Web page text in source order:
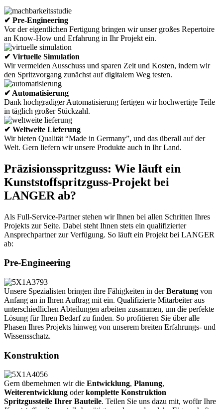
✔ Pre-Engineering
Vor der eigentlichen Fertigung bringen wir unser großes Repertoire
an Know-How und Erfahrung in Ihr Projekt ein.
✔ Virtuelle Simulation
Wir vermeiden Ausschuss und sparen Zeit und Kosten, indem wir
den Spritzvorgang zunächst auf digitalem Weg testen.
✔ Automatisierung
Dank hochgradiger Automatisierung fertigen wir hochwertige Teile
in täglich großer Stückzahl.
✔ Weltweite Lieferung
Wir bieten Qualität “Made in Germany”, und das überall auf der
Welt. Gern liefern wir unsere Produkte auch in Ihr Land.
Präzisionsspritzguss: Wie läuft ein
Kunststoffspritzguss-Projekt bei
LANGER ab?
Als Full-Service-Partner stehen wir Ihnen bei allen Schritten Ihres
Projekts zur Seite. Dabei steht Ihnen stets ein qualifizierter
Ansprechpartner zur Verfügung. So läuft ein Projekt bei LANGER
ab:
Pre-Engineering
Unsere Spezialisten bringen ihre Fähigkeiten in derBeratung von
Anfang an in Ihren Auftrag mit ein. Qualifizierte Mitarbeiter aus
unterschiedlichen Abteilungen arbeiten zusammen, um die perfekte
Lösung für Ihren Bedarf zu finden. So profitieren Sie über alle
Phasen Ihres Projekts hinweg von unserem breiten Erfahrungs- und
Wissensschatz.
Konstruktion
Gern übernehmen wir die Entwicklung, Planung,
Weiterentwicklung oderkomplette Konstruktion
Spritzgussteile Ihrer Bauteile. Teilen Sie uns dazu mit, wofür Ihre